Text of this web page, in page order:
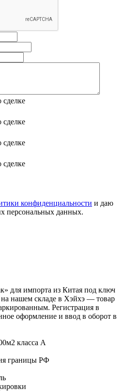
конфиденциальности и даю
персональных данных.
для импорта из Китая под ключ
нашем складе в Хэйхэ — товар
Регистрация в
оформление и ввод в оборот в
класса А
границы РФ